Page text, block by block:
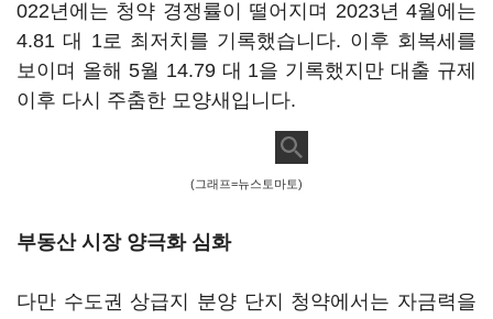
022년에는 청약 경쟁률이 떨어지며 2023년 4월에는
4.81 대 1로 최저치를 기록했습니다. 이후 회복세를
보이며 올해 5월 14.79 대 1을 기록했지만 대출 규제
이후 다시 주춤한 모양새입니다.
(그래프=뉴스토마토)
부동산 시장 양극화 심화
다만 수도권 상급지 분양 단지 청약에서는 자금력을